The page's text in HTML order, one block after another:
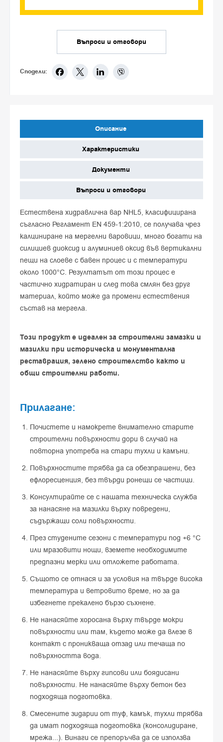
Въпроси и отговори
Сподели:
Описание
Характеристики
Документи
Въпроси и отговори
Естествена хидравлична вар NHL5, класифицирана
съгласно Регламент EN 459-1:2010, се получава чрез
калциниране на мергелни варовици, много богати на
силициев диоксид и алуминиев оксид във вертикални
пещи на слоеве с бавен процес и с температури
около 1000°C. Резултатът от този процес е
частично хидратиран и след това смлян без друг
материал, който може да промени естествения
състав на мергела.
Този продукт е идеален за строителни замазки и
мазилки при историческа и монументална
реставрация, зелено строителство както и
общи строителни работи.
Прилагане:
Почистете и намокрете внимателно старите
строителни повърхности дори в случай на
повторна употреба на стари тухли и камъни.
Повърхностите трябва да са обезпрашени, без
ефлоресценция, без твърди ронещи се частици.
Консултирайте се с нашата техническа служба
за нанасяне на мазилки върху повредени,
съдържащи соли повърхности.
През студените сезони с температури под +6 °C
или мразовити нощи, вземете необходимите
предпазни мерки или отложете работата.
Същото се отнася и за условия на твърде висока
температура и ветровито време, но за да
избегнете прекалено бързо съхнене.
Не нанасяйте хоросана върху твърде мокри
повърхности или там, където може да влезе в
контакт с проникваща отзад или течаща по
повърхността вода.
Не нанасяйте върху гипсови или боядисани
повърхности. Не нанасяйте върху бетон без
подходяща подготовка.
Смесените зидарии от туф, камък, тухли трябва
да имат подходяща подготовка (консолидиране,
мрежа...). Винаги се препоръчва да се използва